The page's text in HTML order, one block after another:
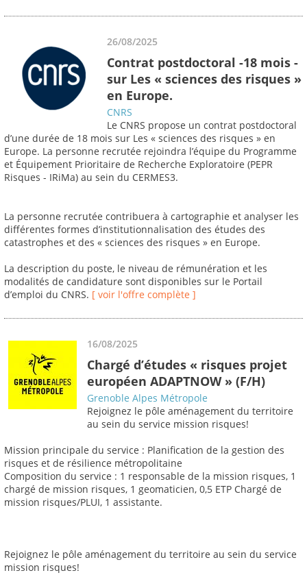
26/08/2025
Contrat postdoctoral -18 mois -
sur Les « sciences des risques »
en Europe.
CNRS
Le CNRS propose un contrat postdoctoral
d’une durée de 18 mois sur Les « sciences des risques » en
Europe. La personne recrutée rejoindra l’équipe du Programme
et Équipement Prioritaire de Recherche Exploratoire (PEPR
Risques - IRiMa) au sein du CERMES3.
La personne recrutée contribuera à cartographie et analyser les
différentes formes d’institutionnalisation des études des
catastrophes et des « sciences des risques » en Europe.
La description du poste, le niveau de rémunération et les
modalités de candidature sont disponibles sur le Portail
d’emploi du CNRS. [ voir l'offre complète ]
16/08/2025
Chargé d’études « risques projet
européen ADAPTNOW » (F/H)
Grenoble Alpes Métropole
Rejoignez le pôle aménagement du territoire
au sein du service mission risques!
Mission principale du service : Planification de la gestion des
risques et de résilience métropolitaine
Composition du service : 1 responsable de la mission risques, 1
chargé de mission risques, 1 geomaticien, 0,5 ETP Chargé de
mission risques/PLUI, 1 assistante.
Rejoignez le pôle aménagement du territoire au sein du service
mission risques!